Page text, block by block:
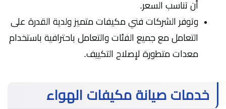
أن تناسب السعر.
وتوفر الشركات فني مكيفات متميز ولدية القدرة على
التعامل مع جميع الفئات والتعامل باحترافية باستخدام
معدات متطورة لإصلاح التكييف.
خدمات صيانة مكيفات الهواء